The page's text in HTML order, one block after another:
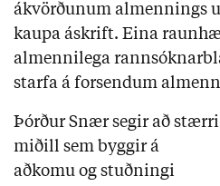
ákvörðunum almennings
kaupa áskrift. Eina
almennilega
starfa á forsendum
Þórður Snær segir að stærri
miðill sem byggir á
aðkomu og stuðningi